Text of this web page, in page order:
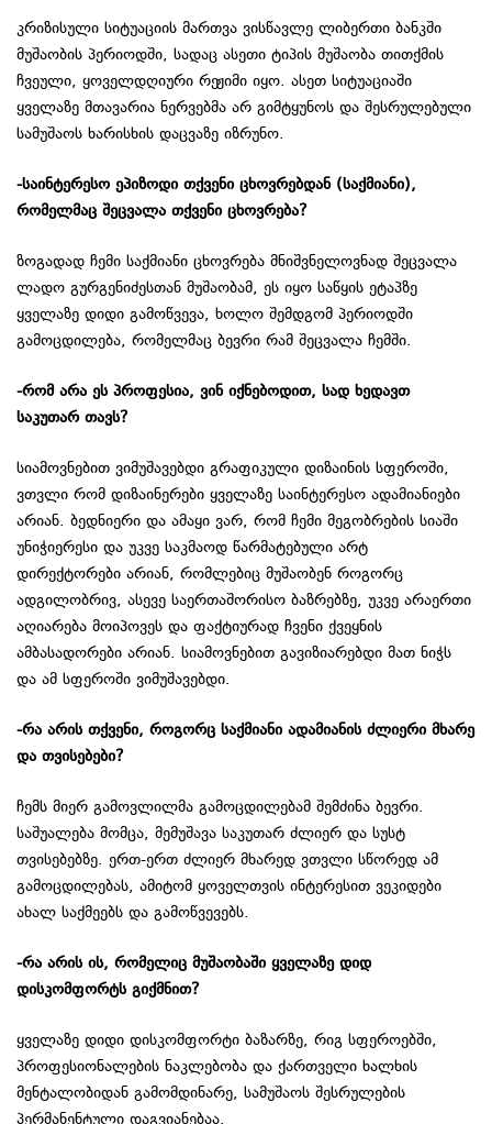
კრიზისული სიტუაციის მართვა ვისწავლე ლიბერთი ბანკში
მუშაობის პერიოდში, სადაც ასეთი ტიპის მუშაობა თითქმის
ჩვეული, ყოველდღიური რეჟიმი იყო. ასეთ სიტუაციაში
ყველაზე მთავარია ნერვებმა არ გიმტყუნოს და შესრულებული
სამუშაოს ხარისხის დაცვაზე იზრუნო.
-საინტერესო ეპიზოდი თქვენი ცხოვრებდან (საქმიანი),
რომელმაც შეცვალა თქვენი ცხოვრება?
ზოგადად ჩემი საქმიანი ცხოვრება მნიშვნელოვნად შეცვალა
ლადო გურგენიძესთან მუშაობამ, ეს იყო საწყის ეტაპზე
ყველაზე დიდი გამოწვევა, ხოლო შემდგომ პერიოდში
გამოცდილება, რომელმაც ბევრი რამ შეცვალა ჩემში.
-რომ არა ეს პროფესია, ვინ იქნებოდით, სად ხედავთ
საკუთარ თავს?
სიამოვნებით ვიმუშავებდი გრაფიკული დიზაინის სფეროში,
ვთვლი რომ დიზაინერები ყველაზე საინტერესო ადამიანიები
არიან. ბედნიერი და ამაყი ვარ, რომ ჩემი მეგობრების სიაში
უნიჭიერესი და უკვე საკმაოდ წარმატებული არტ
დირექტორები არიან, რომლებიც მუშაობენ როგორც
ადგილობრივ, ასევე საერთაშორისო ბაზრებზე, უკვე არაერთი
აღიარება მოიპოვეს და ფაქტიურად ჩვენი ქვეყნის
ამბასადორები არიან. სიამოვნებით გავიზიარებდი მათ ნიჭს
და ამ სფეროში ვიმუშავებდი.
-რა არის თქვენი, როგორც საქმიანი ადამიანის ძლიერი მხარე
და თვისებები?
ჩემს მიერ გამოვლილმა გამოცდილებამ შემძინა ბევრი.
საშუალება მომცა, მემუშავა საკუთარ ძლიერ და სუსტ
თვისებებზე. ერთ-ერთ ძლიერ მხარედ ვთვლი სწორედ ამ
გამოცდილებას, ამიტომ ყოველთვის ინტერესით ვეკიდები
ახალ საქმეებს და გამოწვევებს.
-რა არის ის, რომელიც მუშაობაში ყველაზე დიდ
დისკომფორტს გიქმნით?
ყველაზე დიდი დისკომფორტი ბაზარზე, რიგ სფეროებში,
პროფესიონალების ნაკლებობა და ქართველი ხალხის
მენტალობიდან გამომდინარე, სამუშაოს შესრულების